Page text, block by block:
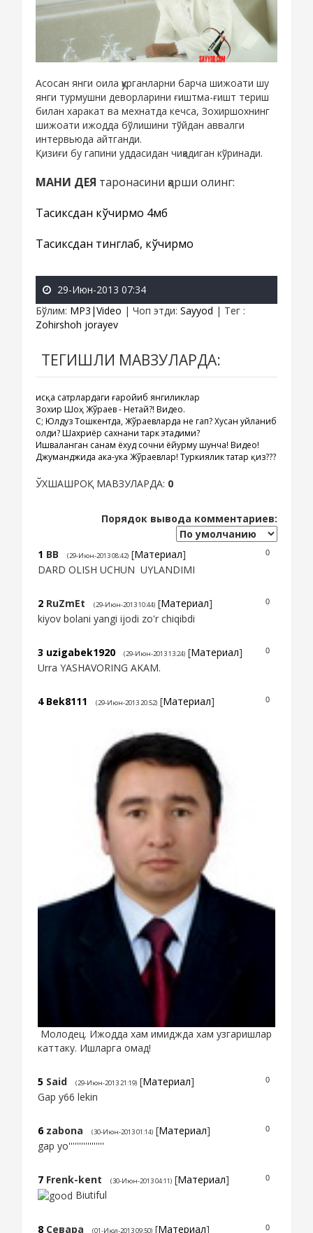
Асосан янги оила қурганларни барча шижоати шу
янги турмушни деворларини ғиштма-ғишт териш
билан харакат ва мехнатда кечса, Зохиршохнинг
шижоати ижодда бўлишини тўйдан аввалги
интервьюда айтганди.
Қизиғи бу гапини уддасидан чиқадиган кўринади.
МАНИ ДЕЯ таронасини қарши олинг:
Тасиксдан кўчирмоқ 4мб
Тасиксдан тинглаб, кўчирмоқ
29-Июн-2013 07:34
Бўлим: MP3|Video | Чоп этди: Sayyod | Тег :
Zohirshoh jorayev
ТЕГИШЛИ МАВЗУЛАРДА:
Қисқа сатрлардаги ғаройиб янгиликлар
Зохир Шоҳ Жўраев - Нетай?! Видео.
ҚС; Юлдуз Тошкентда, Жўраевларда не гап? Хусан уйланиб
олди? Шахриёр сахнани тарк этадими?
Ишваланган санам ёхуд сочни ёйурму шунча! Видео!
Джуманджида ака-ука Жўраевлар! Туркиялик татар қиз???
ЎХШАШРОҚ МАВЗУЛАРДА: 0
Порядок вывода комментариев:
0
1 BB (29-Июн-2013 08:42) [Материал]
DARD OLISH UCHUN UYLANDIMI
0
2 RuZmEt (29-Июн-2013 10:44) [Материал]
kiyov bolani yangi ijodi zo'r chiqibdi
0
3 uzigabek1920 (29-Июн-2013 13:24) [Материал]
Urra YASHAVORING AKAM.
0
4 Bek8111 (29-Июн-2013 20:52) [Материал]
Молодец. Ижодда хам имиджда хам узгаришлар
каттаку. Ишларга омад!
0
5 Said (29-Июн-2013 21:19) [Материал]
Gap y66 lekin
0
6 zabona (30-Июн-2013 01:14) [Материал]
gap yo'''''''''''''''''
0
7 Frenk-kent (30-Июн-2013 04:11) [Материал]
Biutiful
0
8 Севара (01-Июл-2013 09:50) [Материал]